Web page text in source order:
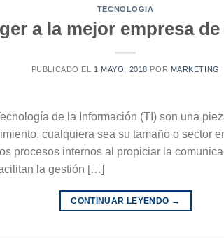
TECNOLOGIA
a la mejor empresa
PUBLICADO EL 1 MAYO, 2018 POR MARKETING
de la Información (TI) son una
cualquiera sea su tamaño o sector
procesos internos al propiciar la
la gestión […]
CONTINUAR LEYENDO →